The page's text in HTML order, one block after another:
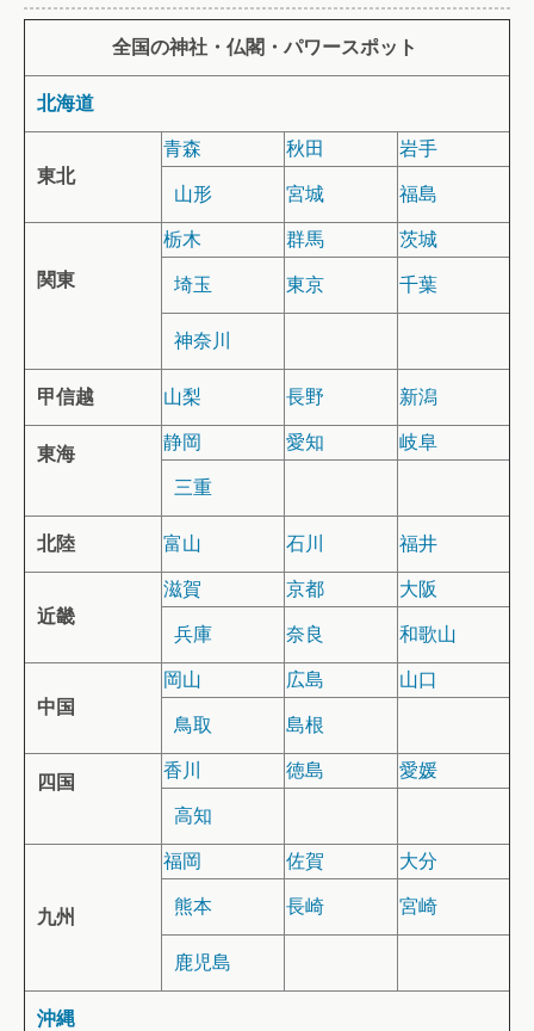
全国の神社・仏閣・パワースポット
北海道
東北
青森 秋田
岩手
山形
宮城 福島
関東
栃木 群馬
茨城
埼玉
東京 千葉
神奈川
甲信越 山梨 長野 新潟
東海
静岡 愛知
岐阜
三重
北陸 富山 石川 福井
近畿
滋賀 京都
大阪
兵庫
奈良 和歌山
中国
岡山 広島
山口
鳥取
島根
四国
香川 徳島
愛媛
高知
九州
福岡 佐賀
大分
熊本
長崎 宮崎
鹿児島
沖縄